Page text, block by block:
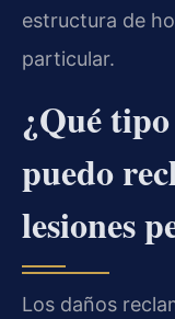
estructura de
particular.
¿Qué
puedo
lesiones
Los daños